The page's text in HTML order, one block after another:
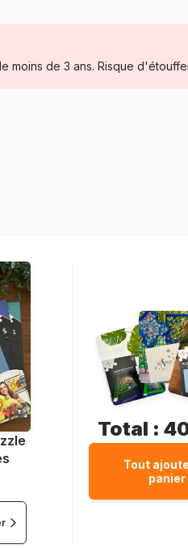
Puzzle pour Adultes (500
moins de 3 ans. Risque
Total :
Tout
panier